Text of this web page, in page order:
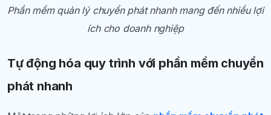
Phần mềm quản lý chuyển phát nhanh mang đến nhiều lợi
ích cho doanh nghiệp
Tự động hóa quy trình với phần mềm chuyển
phát nhanh